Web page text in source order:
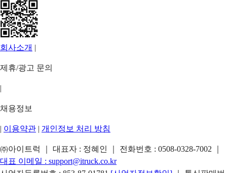
회사소개 |
제휴/광고 문의
|
채용정보
| 이용약관 | 개인정보 처리 방침
㈜아이트럭 ｜ 대표자 : 정혜인 ｜ 전화번호 : 0508-0328-7002
대표 이메일 : support@itruck.co.kr